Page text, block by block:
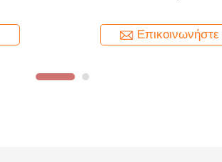
Επικοινωνήστε